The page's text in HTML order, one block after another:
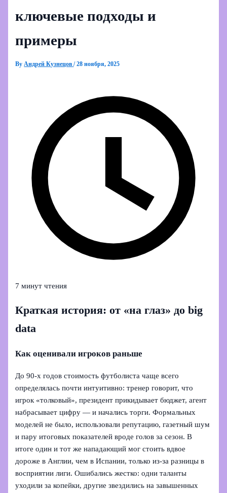
ключевые подходы и
примеры
ByАндрей Кузнецов/28 ноября, 2025
7 минут чтения
Краткая история: от «на глаз» до big
data
Как оценивали игроков раньше
До 90‑х годов стоимость футболиста чаще всего
определялась почти интуитивно: тренер говорит, что
игрок «толковый», президент прикидывает бюджет, агент
набрасывает цифру — и начались торги. Формальных
моделей не было, использовали репутацию, газетный шум
и пару итоговых показателей вроде голов за сезон. В
итоге один и тот же нападающий мог стоить вдвое
дороже в Англии, чем в Испании, только из‑за разницы в
восприятии лиги. Ошибались жестко: одни таланты
уходили за копейки, другие звездились на завышенных